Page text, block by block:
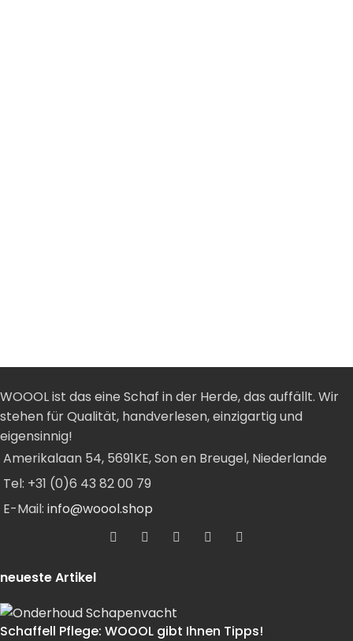
WOOOL ist das eine Schaf in der Herde, das auffällt. Wir
stehen für Qualität, handverlesen, einzigartig und
eigensinnig!
Amerikalaan 54, 5691KE, Son en Breugel, Niederlande
Tel: +31 (0)6 43 82 00 79
E-Mail: info@woool.shop
neueste Artikel
Schaffell Pflege: WOOOL gibt Ihnen Tipps!